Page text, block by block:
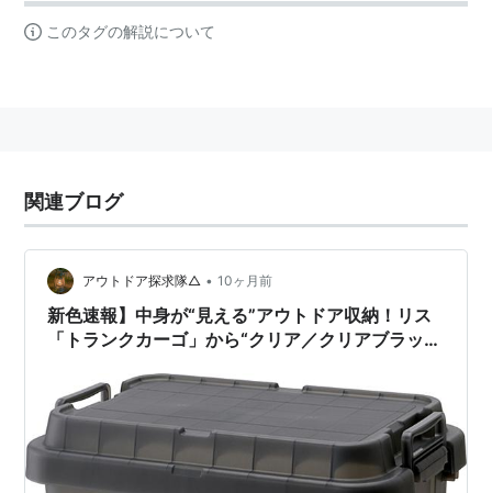
このタグの解説について
関連ブログ
アウトドア探求隊△ • 10ヶ月前
新色速報】中身が“見える”アウトドア収納！リス
「トランクカーゴ」から“クリア／クリアブラッ
ックに最適